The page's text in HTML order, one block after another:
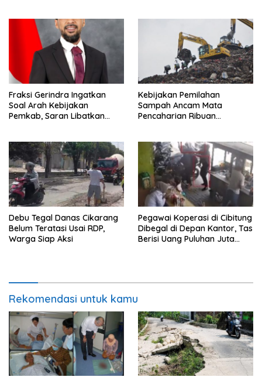
Fraksi Gerindra Ingatkan
Soal Arah Kebijakan
Pemkab, Saran Libatkan
Kebijakan Pemilahan
Sampah Ancam Mata
Pencaharian Ribuan
Debu Tegal Danas Cikarang
Belum Teratasi Usai RDP,
Warga Siap Aksi
Pegawai Koperasi di Cibitung
Dibegal di Depan Kantor, Tas
Berisi Uang Puluhan Juta
Rekomendasi untuk kamu